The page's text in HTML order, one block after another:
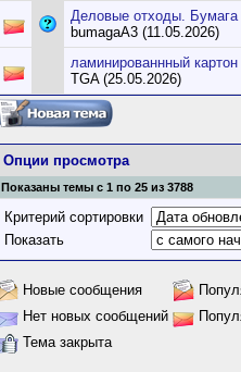
Деловые отходы.
bumagaA3 (11.05.2026)
ламинированнный
TGA (25.05.2026)
Опции просмотра
Показаны темы с 1 по 25 из 3788
Критерий сортировки
Показать
Новые сообщения
Нет новых сообщений
Тема закрыта